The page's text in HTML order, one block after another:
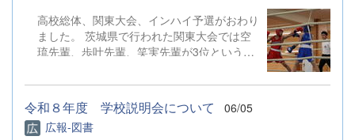
高校総体、関東大会、インハイ予選がおわり
ました。 茨城県で行われた関東大会では空
琉先輩、歩叶先輩、笑実先輩が3位という結
勝ち進み8月に京都で行われるインターハイ
に出場することが決まりました。 はじめて
真近でみるボクシングは想像よりも迫力のあ
るものでした。入部するまで関わることがな
令和８年度 学校説明会について
06/05
広報-図書